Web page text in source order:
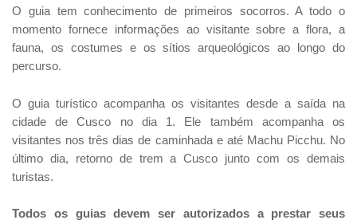
O guia tem conhecimento de primeiros socorros. A todo o
momento fornece informações ao visitante sobre a flora, a
fauna, os costumes e os sítios arqueológicos ao longo do
percurso.
O guia turístico acompanha os visitantes desde a saída na
cidade de Cusco no dia 1. Ele também acompanha os
visitantes nos três dias de caminhada e até Machu Picchu. No
último dia, retorno de trem a Cusco junto com os demais
turistas.
Todos os guias devem ser autorizados a prestar seus